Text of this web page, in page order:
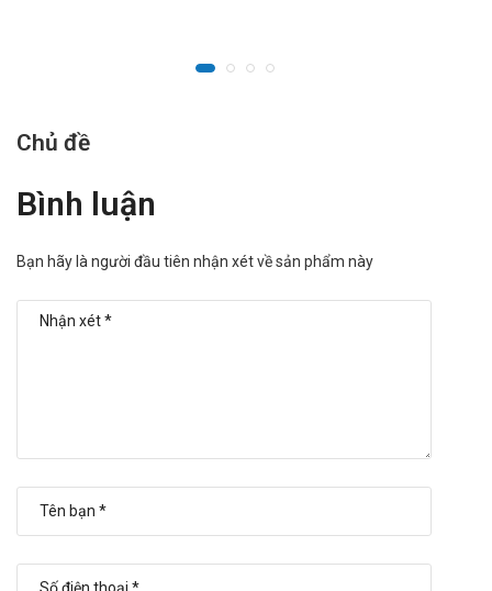
Chủ đề
Bình luận
Bạn hãy là người đầu tiên nhận xét về sản phẩm này